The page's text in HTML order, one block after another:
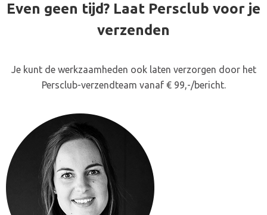
Even geen tijd? Laat Persclub voor je
verzenden
Je kunt de werkzaamheden ook laten verzorgen door het
Persclub-verzendteam vanaf € 99,-/bericht.